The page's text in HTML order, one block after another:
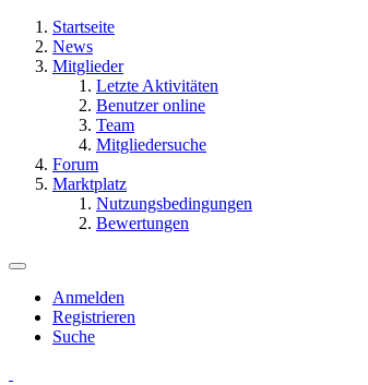
Startseite
News
Mitglieder
Letzte Aktivitäten
Benutzer online
Team
Mitgliedersuche
Forum
Marktplatz
Nutzungsbedingungen
Bewertungen
Anmelden
Registrieren
Suche